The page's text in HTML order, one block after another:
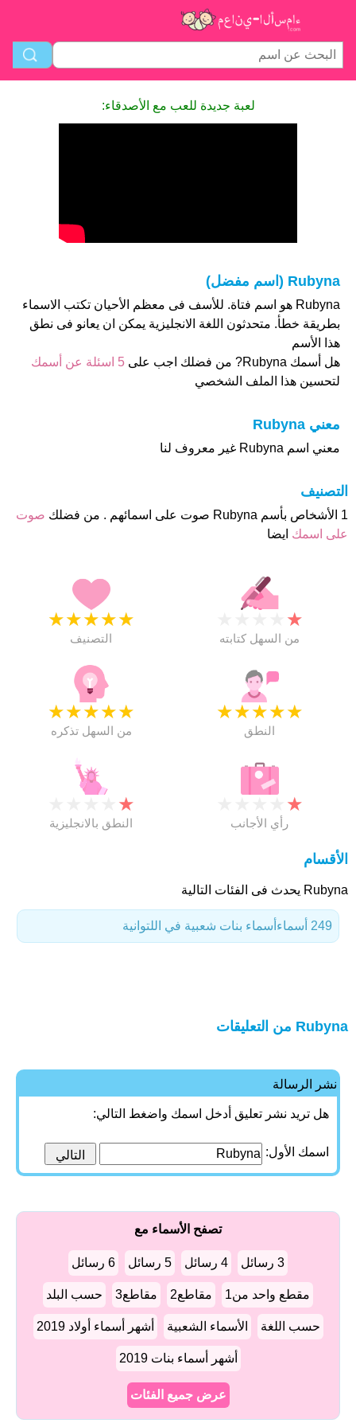
لعبة جديدة للعب مع الأصدقاء:
Rubyna (اسم مفضل)
Rubyna هو اسم فتاة. للأسف فى معظم الأحيان تكتب الاسماء
بطريقة خطأ. متحدثون اللغة الانجليزية يمكن ان يعانو فى نطق
هذا الأسم
هل أسمك Rubyna? من فضلك اجب على
5 اسئلة عن أسمك
لتحسين هذا الملف الشخصي
معني Rubyna
معني اسم Rubyna غير معروف لنا
التصنيف
1 الأشخاص بأسم Rubyna صوت على اسمائهم . من فضلك
صوت
على اسمك ايضا
★
★
★
★
★
التصنيف
★
من السهل كتابته
★
★
★
★
★
من السهل تذكره
★
★
★
★
★
النطق
★
النطق بالانجليزية
★
رأي الأجانب
الأقسام
Rubyna يحدث فى الفئات التالية
أسماء بنات شعبية في اللتوانية 249 أسماء
Rubyna من التعليقات
نشر الرسالة
هل تريد نشر تعليق أدخل اسمك واضغط التالي:
اسمك الأول:
تصفح الأسماء مع
3 رسائل 4 رسائل 5 رسائل 6 رسائل
مقطع واحد من1 مقاطع2 مقاطع3 حسب البلد
حسب اللغة الأسماء الشعبية أشهر أسماء أولاد 2019
أشهر أسماء بنات 2019
عرض جميع الفئات